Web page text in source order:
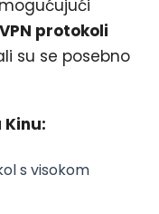
VPN protokoli
su se posebno
Kinu:
s visokom